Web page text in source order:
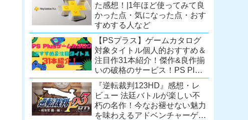
た感想！|1年ほど使ってみて良
かった点・気になった点・おす
すめする人など
【PSプラス】ゲームカタログ
対象タイトル個人的おすすめ＆
注目作31本紹介！傑作&良作揃
いの破格のサービス！PS Plus
Extra会員以上は遊び放題！
【2026年7月時点】
【PS5/PS4】
『逆転裁判123HD』感想・レ
ビュー 法廷バトルが楽しい不
朽の名作！今なお褪せない魅力
を味わえるアドベンチャーゲー